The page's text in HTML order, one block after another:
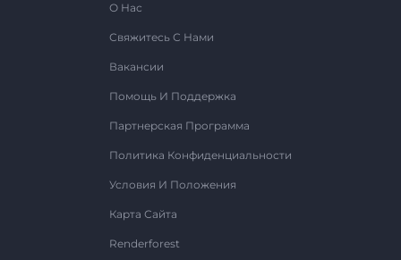
О Нас
Свяжитесь С Нами
Вакансии
Помощь И Поддержка
Партнерская Программа
Политика Конфиденциальности
Условия И Положения
Карта Сайта
Renderforest